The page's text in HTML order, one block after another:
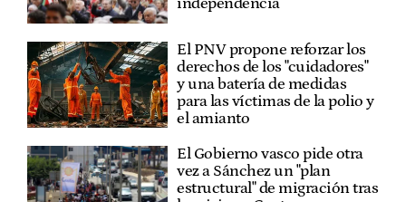
independencia
El PNV propone reforzar los
derechos de los "cuidadores"
y una batería de medidas
para las víctimas de la polio y
el amianto
El Gobierno vasco pide otra
vez a Sánchez un "plan
estructural" de migración tras